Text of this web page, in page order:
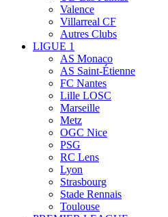
Valence
Villarreal CF
Autres Clubs
LIGUE 1
AS Monaco
AS Saint-Étienne
FC Nantes
Lille LOSC
Marseille
Metz
OGC Nice
PSG
RC Lens
Lyon
Strasbourg
Stade Rennais
Toulouse